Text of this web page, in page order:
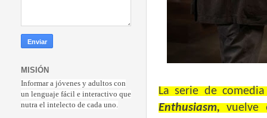
La serie de
Enthusiasm,vuelve
MISIÓN
Informar a jóvenes y adultos con
un lenguaje fácil e interactivo que
nutra el intelecto de cada uno.